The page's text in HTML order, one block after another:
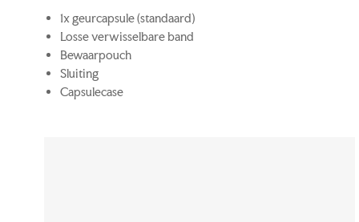
1x geurcapsule (standaard)
Losse verwisselbare band
Bewaarpouch
Sluiting
Capsulecase